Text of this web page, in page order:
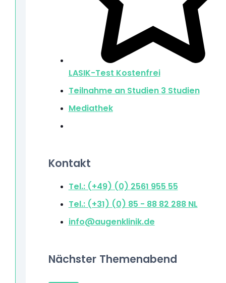
LASIK-Test Kostenfrei
Teilnahme an Studien 3 Studien
Mediathek
Kontakt
Tel.: (+49) (0) 2561 955 55
Tel.: (+31) (0) 85 - 88 82 288 NL
info@augenklinik.de
Nächster Themenabend